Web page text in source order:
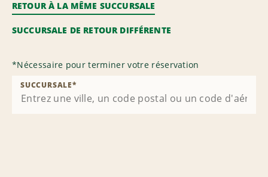
RETOUR À LA MÊME SUCCURSALE
SUCCURSALE DE RETOUR DIFFÉRENTE
*Nécessaire pour terminer votre réservation
SUCCURSALE*